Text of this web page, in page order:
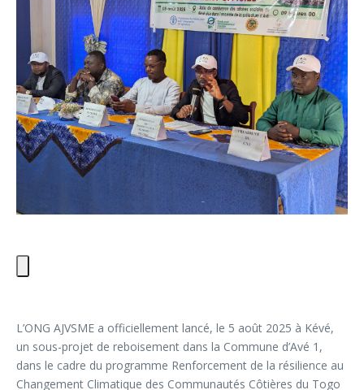
L’ONG AJVSME a officiellement lancé, le 5 août 2025 à Kévé,
un sous-projet de reboisement dans la Commune d’Avé 1,
dans le cadre du programme Renforcement de la résilience au
Changement Climatique des Communautés Côtières du Togo